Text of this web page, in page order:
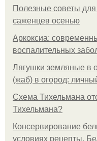
Полезные советы
саженцев осенью
Аркоксиа:
воспалительных
Лягушки земляные в
(жаб) в огород:
Схема Тихельмана
Тихельмана?
Консервирование
условиях рецепты.